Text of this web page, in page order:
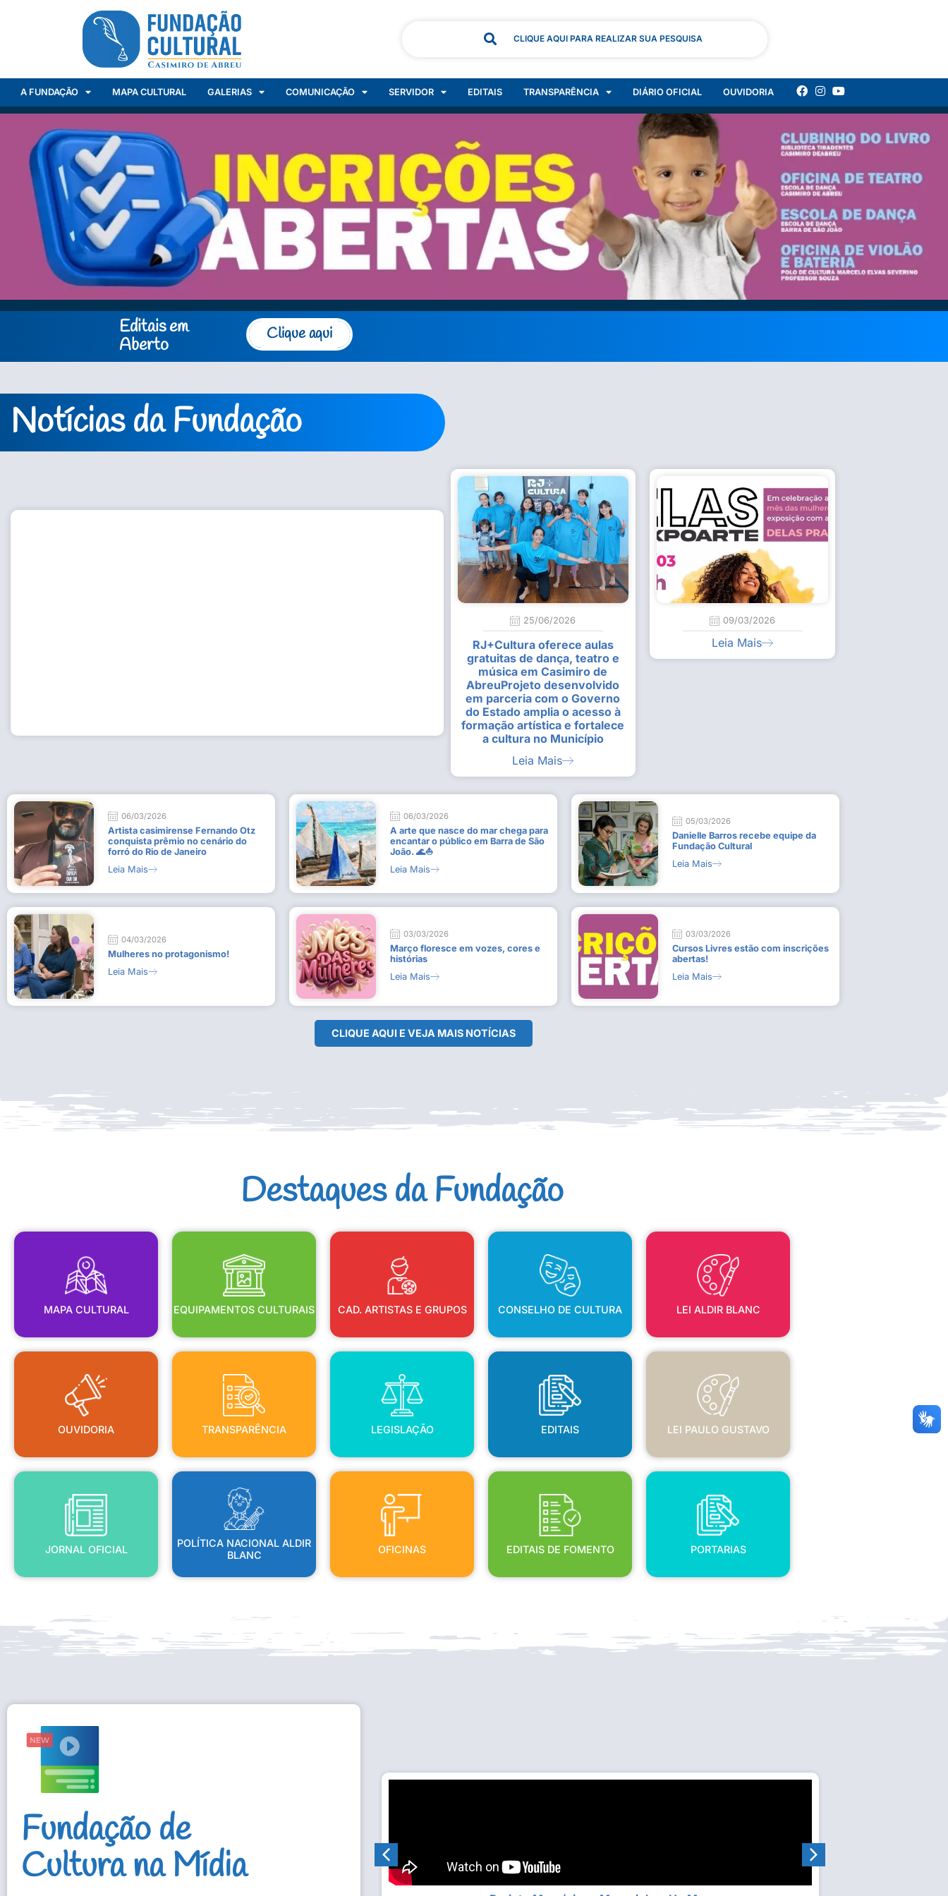
CLIQUE AQUI PARA REALIZAR SUA PESQUISA
A FUNDAÇÃO MAPA CULTURAL GALERIAS COMUNICAÇÃO SERVIDOR EDITAIS TRANSPARÊNCIA DIÁRIO OFICIAL OUVIDORIA
Editais em
Aberto
Clique aqui
Notícias da Fundação
Estudantes vivenciam experiência artística em visita guiada à exposição “Em
Busca do Divino”, em Rio Dourado
9 de julho de 2026
Leia Mais
25/06/2026
RJ+Cultura oferece aulas
gratuitas de dança, teatro e
música em Casimiro de
AbreuProjeto desenvolvido
em parceria com o Governo
do Estado amplia o acesso à
formação artística e fortalece
a cultura no Município
Leia Mais
09/03/2026
Leia Mais
06/03/2026
Artista casimirense Fernando Otz
conquista prêmio no cenário do
forró do Rio de Janeiro
Leia Mais
06/03/2026
A arte que nasce do mar chega para
encantar o público em Barra de São
João. 🌊⛵
Leia Mais
05/03/2026
Danielle Barros recebe equipe da
Fundação Cultural
Leia Mais
04/03/2026
Mulheres no protagonismo!
Leia Mais
03/03/2026
Março floresce em vozes, cores e
histórias
Leia Mais
03/03/2026
Cursos Livres estão com inscrições
abertas!
Leia Mais
CLIQUE AQUI E VEJA MAIS NOTÍCIAS
Destaques da Fundação
MAPA CULTURAL
MAPA CULTURAL
EQUIPAMENTOS CULTURAIS
EQUIPAMENTOS CULTURAIS
CAD. ARTISTAS E GRUPOS
CAD. ARTISTAS E GRUPOS
CONSELHO DE CULTURA
CONSELHO DE CULTURA
LEI ALDIR BLANC
LEI ALDIR BLANC
OUVIDORIA
OUVIDORIA
TRANSPARÊNCIA
TRANSPARÊNCIA
LEGISLAÇÃO
LEGISLAÇÃO
EDITAIS
EDITAIS
LEI PAULO GUSTAVO
LEI PAULO GUSTAVO
JORNAL OFICIAL
JORNAL OFICIAL
POLÍTICA NACIONAL ALDIR
BLANC
POLÍTICA NACIONAL ALDIR
BLANC
OFICINAS
OFICINAS
EDITAIS DE FOMENTO
EDITAIS DE FOMENTO
PORTARIAS
PORTARIAS
Fundação de
Cultura na Mídia